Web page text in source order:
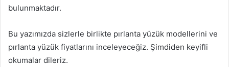
bulunmaktadır.
Bu yazımızda sizlerle birlikte pırlanta yüzük modellerini ve
pırlanta yüzük fiyatlarını inceleyeceğiz. Şimdiden keyifli
okumalar dileriz.